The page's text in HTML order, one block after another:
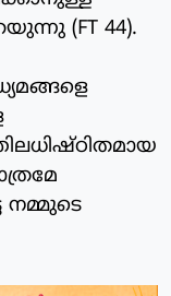
(FT 44).
നമ്മുടെ